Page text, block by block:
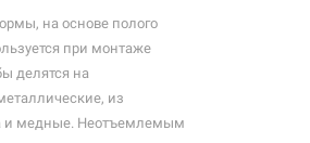
на основе полого
при монтаже
делятся на
из
и медные. Неотъемлемым